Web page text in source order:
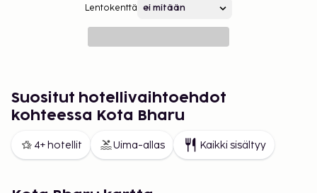
Lentokenttä
Suositut hotellivaihtoehdot
kohteessa Kota Bharu
4+ hotellit Uima-allas Kaikki sisältyy